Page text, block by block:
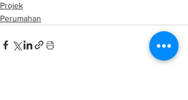
Projek
Perumahan